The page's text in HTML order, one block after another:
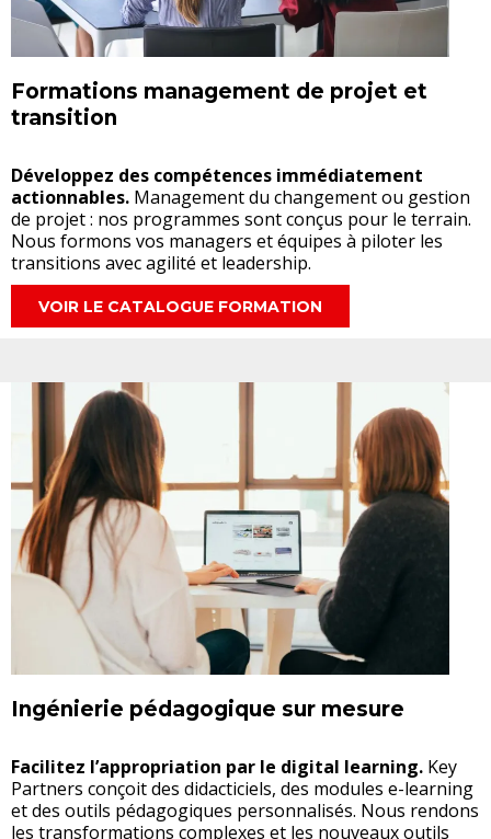
Formations management de projet et
transition
Développez des compétences immédiatement
actionnables. Management du changement ou gestion
de projet : nos programmes sont conçus pour le terrain.
Nous formons vos managers et équipes à piloter les
transitions avec agilité et leadership.
VOIR LE CATALOGUE FORMATION
Ingénierie pédagogique sur mesure
Facilitez l’appropriation par le digital learning. Key
Partners conçoit des didacticiels, des modules e-learning
et des outils pédagogiques personnalisés. Nous rendons
les transformations complexes et les nouveaux outils